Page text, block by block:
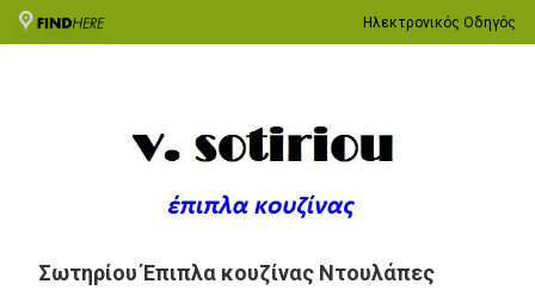
Ηλεκτρονικός Οδηγός
Σωτηρίου Έπιπλα κουζίνας Ντουλάπες